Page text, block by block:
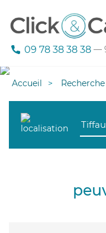
09 78 38 38 38 —
Accueil